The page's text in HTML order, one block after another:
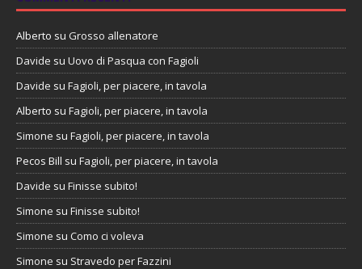
Alberto su Grosso allenatore
Davide su Uovo di Pasqua con Fagioli
Davide su Fagioli, per piacere, in tavola
Alberto su Fagioli, per piacere, in tavola
Simone su Fagioli, per piacere, in tavola
Pecos Bill su Fagioli, per piacere, in tavola
Davide su Finisse subito!
Simone su Finisse subito!
Simone su Como ci voleva
Simone su Stravedo per Fazzini